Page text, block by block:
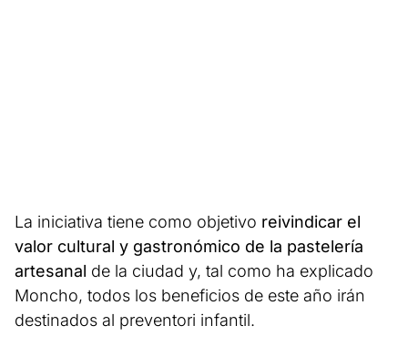
La iniciativa tiene como objetivo reivindicar el
valor cultural y gastronómico de la pastelería
artesanal de la ciudad y, tal como ha explicado
Moncho, todos los beneficios de este año irán
destinados al preventori infantil.